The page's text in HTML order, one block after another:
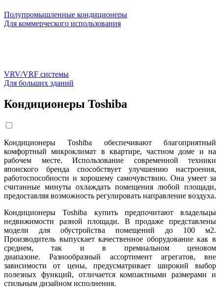
Полупромышленные кондиционеры
Для коммерческого использования
VRV/VRF системы
Для больших зданий
Кондиционеры Toshiba
Кондиционеры Toshiba обеспечивают благоприятный
комфортный микроклимат в квартире, частном доме и на
рабочем месте. Использование современной техники
японского бренда способствует улучшению настроения,
работоспособности и хорошему самочувствию. Она умеет за
считанные минуты охлаждать помещения любой площади,
предоставляя возможность регулировать направление воздуха.
Кондиционеры Toshiba купить предпочитают владельцы
недвижимости разной площади. В продаже представлены
модели для обустройства помещений до 100 м2.
Производитель выпускает качественное оборудование как в
среднем, так и в премиальном ценовом
диапазоне. Разнообразный ассортимент агрегатов, вне
зависимости от цены, предусматривает широкий выбор
полезных функций, отличается компактными размерами и
стильным дизайном исполнения.